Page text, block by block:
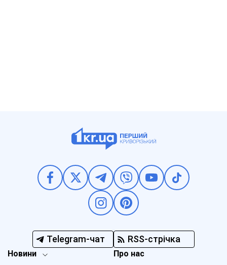
Telegram-чат RSS-стрічка
Новини Про нас